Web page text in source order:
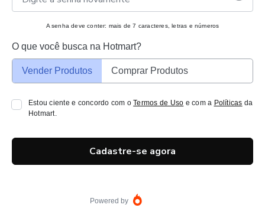
A senha deve conter: mais de 7 caracteres, letras e números
O que você busca na Hotmart?
Vender Produtos Comprar Produtos
Estou ciente e concordo com oTermos de Uso e com a Políticas da
Hotmart.
Cadastre-se agora
Powered by